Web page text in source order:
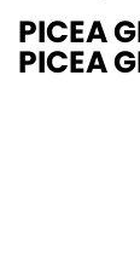
PICEA
PICEA